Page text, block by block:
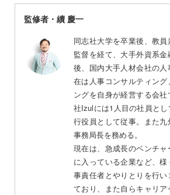
監修者・續 慶一
同志社大学を卒業後、教
監督を経て、大手外資系
後、国内大手人材会社の
在は人事コンサルティン
ングを自身が経営する会
社Izulには1人目の社員と
行役員として従事。また
事務局長を務める。
現在は、急成長のベンチ
に入っている企業など、
事責任者とやりとりを行
ており、また自らキャリ